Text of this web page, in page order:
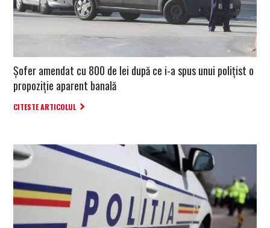
Şofer amendat cu 800 de lei după ce i-a spus unui poliţist o
propoziție aparent banală
CITESTE ARTICOLUL